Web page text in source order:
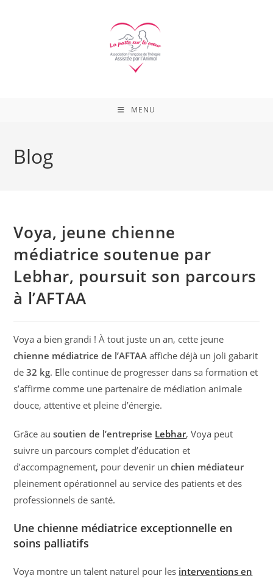
MENU
Blog
Voya, jeune chienne
médiatrice soutenue par
Lebhar, poursuit son parcours
à l’AFTAA
Voya a bien grandi ! À tout juste un an, cette jeune
chienne médiatrice de l’AFTAA affiche déjà un joli gabarit
de32 kg. Elle continue de progresser dans sa formation et
s’affirme comme une partenaire de médiation animale
douce, attentive et pleine d’énergie.
Grâce ausoutien de l’entreprise Lebhar, Voya peut
suivre un parcours complet d’éducation et
d’accompagnement, pour devenir unchien médiateur
pleinement opérationnel au service des patients et des
professionnels de santé.
Une chienne médiatrice exceptionnelle en
soins palliatifs
Voya montre un talent naturel pour les interventions en